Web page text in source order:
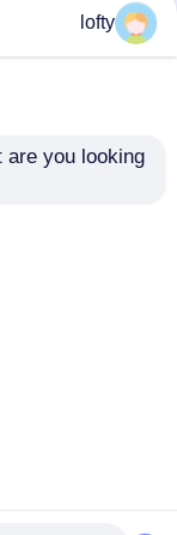
الألومنيوم اختتام
افضل
lofty
are you looking